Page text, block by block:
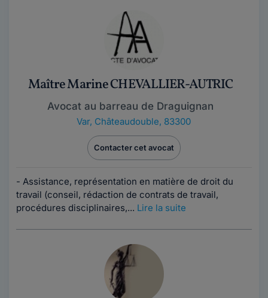
Maître Marine CHEVALLIER-AUTRIC
Avocat au barreau de Draguignan
Var, Châteaudouble, 83300
Contacter cet avocat
- Assistance, représentation en matière de droit du
travail (conseil, rédaction de contrats de travail,
procédures disciplinaires,... Lire la suite